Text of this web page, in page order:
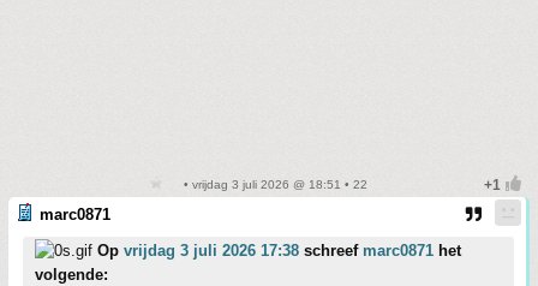
• vrijdag 3 juli 2026 @ 18:51 • 22
marc0871
Op vrijdag 3 juli 2026 17:38 schreef marc0871 het
volgende: